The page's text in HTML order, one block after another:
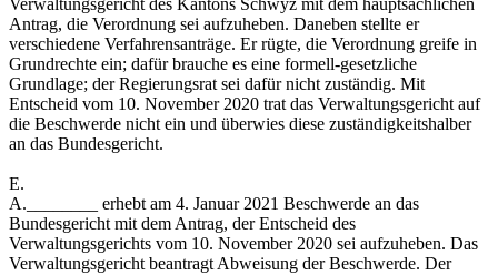
Antrag, die Verordnung sei aufzuheben. Daneben stellte er
verschiedene Verfahrensanträge. Er rügte, die Verordnung greife in
Grundrechte ein; dafür brauche es eine formell-gesetzliche
Grundlage; der Regierungsrat sei dafür nicht zuständig. Mit
Entscheid vom 10. November 2020 trat das Verwaltungsgericht auf
die Beschwerde nicht ein und überwies diese zuständigkeitshalber
an das Bundesgericht.
E.
A.________ erhebt am 4. Januar 2021 Beschwerde an das
Bundesgericht mit dem Antrag, der Entscheid des
Verwaltungsgerichts vom 10. November 2020 sei aufzuheben. Das
Verwaltungsgericht beantragt Abweisung der Beschwerde. Der